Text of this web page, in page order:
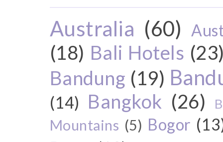
Australia (60)
(18) Bali Hotels
Bandung (19)
(14) Bangkok (26)
Mountains (5) Bogor